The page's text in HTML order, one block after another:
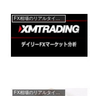
FX相場のリアルタイム情報